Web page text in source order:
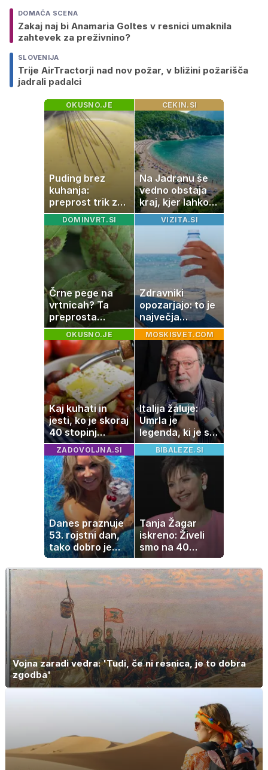
DOMAČA SCENA
Zakaj naj bi Anamaria Goltes v resnici umaknila
zahtevek za preživnino?
SLOVENIJA
Trije AirTractorji nad nov požar, v bližini požarišča
jadrali padalci
OKUSNO.JE
Puding brez
kuhanja:
preprost trik za
pripravo v le
nekaj minutah
CEKIN.SI
Na Jadranu še
vedno obstaja
kraj, kjer lahko
dopustujete
poceni:
nastanitev že od
10 evrov, kosilo
za pet evrov
DOMINVRT.SI
Črne pege na
vrtnicah? Ta
preprosta
sestavina
pomaga
preprečiti
težavo
VIZITA.SI
Zdravniki
opozarjajo: to je
največja
napaka, ki jo
ljudje delajo med
vročino
OKUSNO.JE
Kaj kuhati in
jesti, ko je skoraj
40 stopinj
Celzija: 5 kosil
brez prižiganja
pečice
MOSKISVET.COM
Italija žaluje:
Umrla je
legenda, ki je s
svojimi pesmimi
zaznamovala
Italijo
ZADOVOLJNA.SI
Danes praznuje
53. rojstni dan,
tako dobro je
videti znana
Slovenka
BIBALEZE.SI
Tanja Žagar
iskreno: Živeli
smo na 40
kvadratih, a
imela sem vse,
kar otrok
Vojna zaradi vedra: 'Tudi, če ni resnica, je to dobra
zgodba'